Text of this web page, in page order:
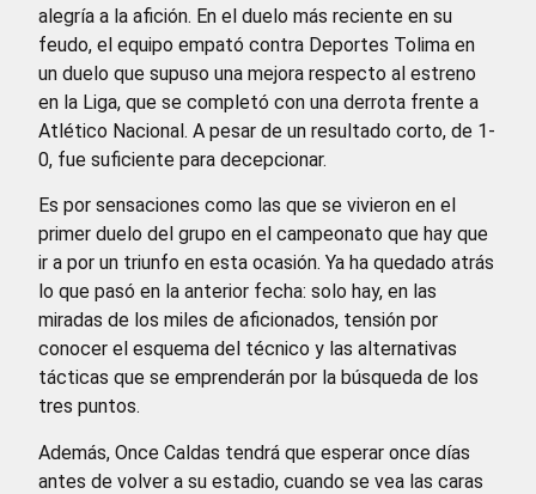
alegría a la afición. En el duelo más reciente en su
feudo, el equipo empató contra Deportes Tolima en
un duelo que supuso una mejora respecto al estreno
en la Liga, que se completó con una derrota frente a
Atlético Nacional. A pesar de un resultado corto, de 1-
0, fue suficiente para decepcionar.
Es por sensaciones como las que se vivieron en el
primer duelo del grupo en el campeonato que hay que
ir a por un triunfo en esta ocasión. Ya ha quedado atrás
lo que pasó en la anterior fecha: solo hay, en las
miradas de los miles de aficionados, tensión por
conocer el esquema del técnico y las alternativas
tácticas que se emprenderán por la búsqueda de los
tres puntos.
Además, Once Caldas tendrá que esperar once días
antes de volver a su estadio, cuando se vea las caras